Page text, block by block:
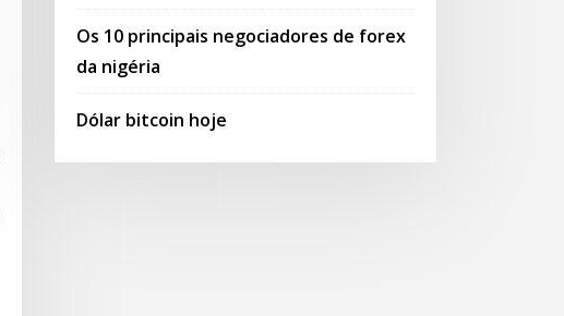
Os 10 principais negociadores de forex
da nigéria
Dólar bitcoin hoje